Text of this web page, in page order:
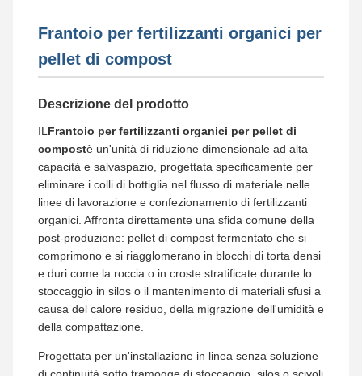
Frantoio per fertilizzanti organici per
pellet di compost
Descrizione del prodotto
IL Frantoio per fertilizzanti organici per pellet di
compostè un'unità di riduzione dimensionale ad alta
capacità e salvaspazio, progettata specificamente per
eliminare i colli di bottiglia nel flusso di materiale nelle
linee di lavorazione e confezionamento di fertilizzanti
organici. Affronta direttamente una sfida comune della
post-produzione: pellet di compost fermentato che si
comprimono e si riagglomerano in blocchi di torta densi
e duri come la roccia o in croste stratificate durante lo
stoccaggio in silos o il mantenimento di materiali sfusi a
causa del calore residuo, della migrazione dell'umidità e
della compattazione.
Progettata per un'installazione in linea senza soluzione